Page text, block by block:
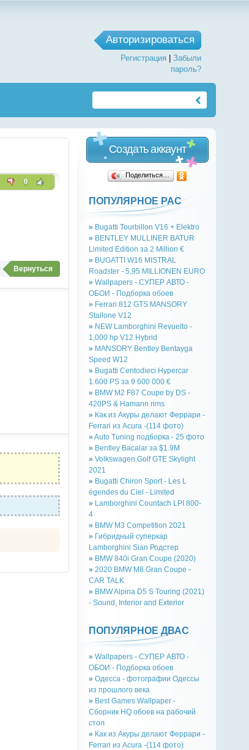
Авторизироваться
Регистрация |Забыли
пароль?
0
Вернуться
Создать аккаунт
Поделиться…
ПОПУЛЯРНОЕ РАС
» Bugatti Tourbillon V16 + Elektro
» BENTLEY MULLINER BATUR
Limited Edition за 2 Million €
» BUGATTI W16 MISTRAL
Roadster - 5,95 MILLIONEN EURO
» Wallpapers - СУПЕР АВТО -
ОБОИ - Подборка обоев
» Ferrari 812 GTS MANSORY
Stallone V12
» NEW Lamborghini Revuelto -
1,000 hp V12 Hybrid
» MANSORY Bentley Bentayga
Speed W12
» Bugatti Centodieci Hypercar
1.600 PS за 9 600 000 €
» BMW M2 F87 Coupe by DS -
420PS & Hamann rims
» Как из Акуры делают Феррари -
Ferrari из Acura -(114 фото)
» Auto Tuning подборка - 25 фото
» Bentley Bacalar за $1.9M
» Volkswagen Golf GTE Skylight
2021
» Bugatti Chiron Sport - Les L
égendes du Ciel - Limited
» Lamborghini Countach LPI 800-
4
» BMW M3 Competition 2021
» Гибридный суперкар
Lamborghini Sian Родстер
» BMW 840i Gran Coupe (2020)
» 2020 BMW M8 Gran Coupe -
CAR TALK
» BMW Alpina D5 S Touring (2021)
- Sound, Interior and Exterior
ПОПУЛЯРНОЕ ДВАС
» Wallpapers - СУПЕР АВТО -
ОБОИ - Подборка обоев
» Одесса - фотографии Одессы
из прошлого века
» Best Games Wallpaper -
Сборник HQ обоев на рабочий
стол
» Как из Акуры делают Феррари -
Ferrari из Acura -(114 фото)